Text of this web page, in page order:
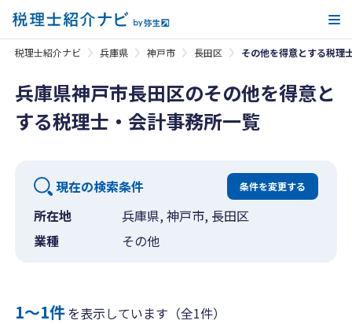
税理士紹介ナビ 兵庫県 神戸市 長田区 その他を得意とする税理
兵庫県神戸市長田区のその他を得意と
する税理士・会計事務所一覧
現在の検索条件 条件を変更する
所在地
兵庫県, 神戸市, 長田区
業種
その他
1〜1件を表示しています（全1件）